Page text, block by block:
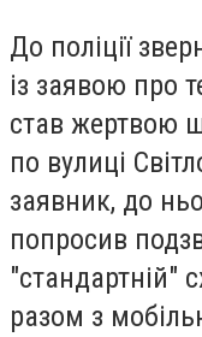
До поліції
із заявою про
став жертвою
по вулиці
заявник, до
попросив
"стандартній"
разом з